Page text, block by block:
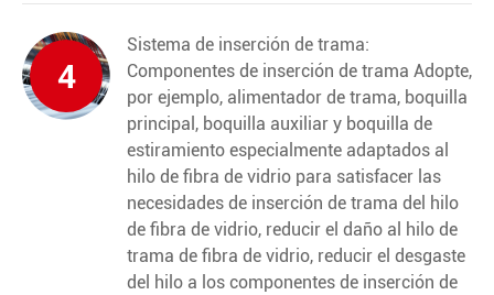
4
Sistema de inserción de trama:
Componentes de inserción de trama Adopte,
por ejemplo, alimentador de trama, boquilla
principal, boquilla auxiliar y boquilla de
estiramiento especialmente adaptados al
hilo de fibra de vidrio para satisfacer las
necesidades de inserción de trama del hilo
de fibra de vidrio, reducir el daño al hilo de
trama de fibra de vidrio, reducir el desgaste
del hilo a los componentes de inserción de